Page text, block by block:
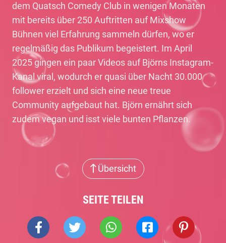
dem Quatsch Comedy Club in wenigen Monaten
mit bereits über 250 Auftritten auf Mixshow
Bühnen viel Erfahrung sammeln dürfen, wo er
regelmäßig das Publikum begeistert. Im April
2025 gingen ein paar Videos auf Björns Instagram-
Kanal viral, wodurch er quasi über Nacht 30.000
follower erzielt und sich eine neue treue
Community aufgebaut hat. Björn ernährt sich
zudem vegan und isst viele bunten Pflanzen.
Übersicht
SEITE TEILEN